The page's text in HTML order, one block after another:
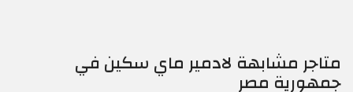
متاجر مشابهة لادمير ماي سكين في
جمهورية مصر